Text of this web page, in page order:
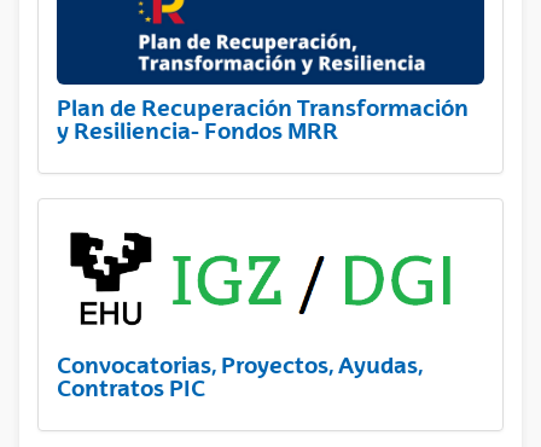
Plan de Recuperación Transformación
y Resiliencia- Fondos MRR
Convocatorias, Proyectos, Ayudas,
Contratos PIC